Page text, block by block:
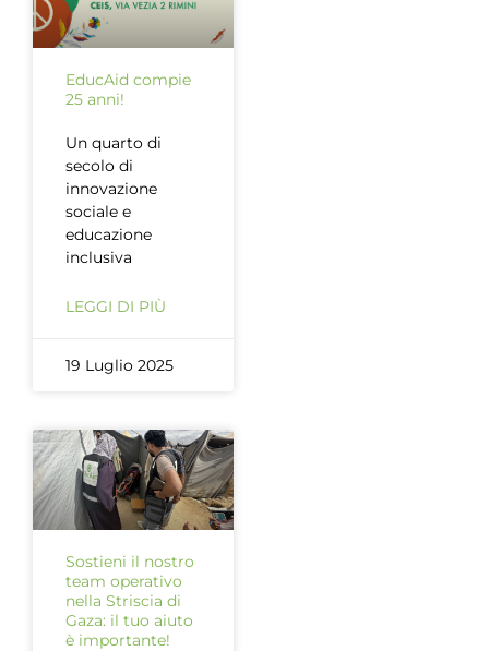
EducAid compie
25 anni!
Un quarto di
secolo di
innovazione
sociale e
educazione
inclusiva
LEGGI DI PIÙ
19 Luglio 2025
Sostieni il nostro
team operativo
nella Striscia di
Gaza: il tuo aiuto
è importante!